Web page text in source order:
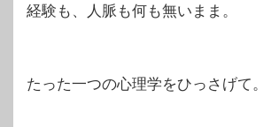
経験も、人脈も何も無いまま。
たった一つの心理学をひっさげて。